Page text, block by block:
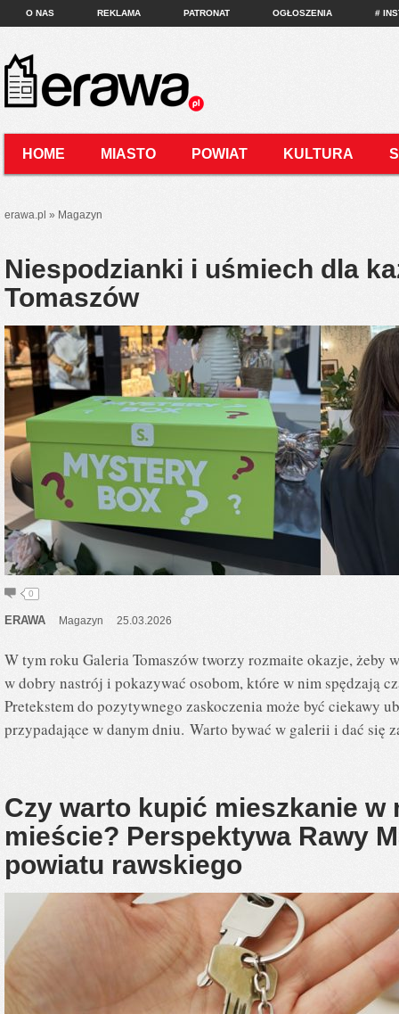
O NAS REKLAMA PATRONAT OGŁOSZENIA #
HOME MIASTO POWIAT KULTURA
erawa.pl » Magazyn
Niespodzianki i uśmiech dla
Tomaszów
0
ERAWA Magazyn 25.03.2026
W tym roku Galeria Tomaszów tworzy rozmaite okazje, żeby
w dobry nastrój i pokazywać osobom, które w nim spędzają
Pretekstem do pozytywnego zaskoczenia może być ciekawy
przypadające w danym dniu. Warto bywać w galerii i dać
Czy warto kupić mieszkanie w
mieście? Perspektywa Rawy
powiatu rawskiego